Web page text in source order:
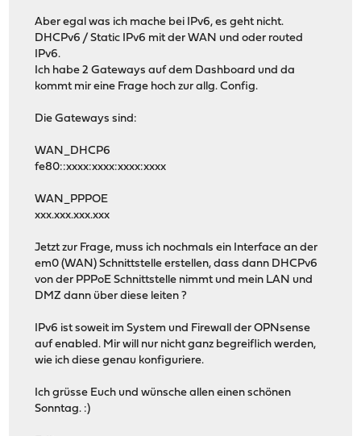
Aber egal was ich mache bei IPv6, es geht nicht.
DHCPv6 / Static IPv6 mit der WAN und oder routed
IPv6.
Ich habe 2 Gateways auf dem Dashboard und da
kommt mir eine Frage hoch zur allg. Config.
Die Gateways sind:
WAN_DHCP6
fe80::xxxx:xxxx:xxxx:xxxx
WAN_PPPOE
xxx.xxx.xxx.xxx
Jetzt zur Frage, muss ich nochmals ein Interface an der
em0 (WAN) Schnittstelle erstellen, dass dann DHCPv6
von der PPPoE Schnittstelle nimmt und mein LAN und
DMZ dann über diese leiten ?
IPv6 ist soweit im System und Firewall der OPNsense
auf enabled. Mir will nur nicht ganz begreiflich werden,
wie ich diese genau konfiguriere.
Ich grüsse Euch und wünsche allen einen schönen
Sonntag. :)